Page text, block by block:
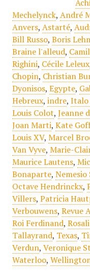
Mechelynck, André
Anvers, Astarté,
Bill Russo, Boris
Braine l'alleud,
Righini, Cécile Leleux
Chopin, Christian
Dyonisos, Egypte,
Hebreux, indre, Italo
Louis Colot, Jeanne
Joan Marti, Kate
Louis XV, Marcel
Van Vyve, Marie-
Maurice Lautens,
Bonaparte, Nemesio
Octave Hendrinckx,
Villers, Patricia
Verbouwens, Revue
Roi Ferdinand,
Tallayrand, Texas,
Verdun, Veronique
Waterloo,